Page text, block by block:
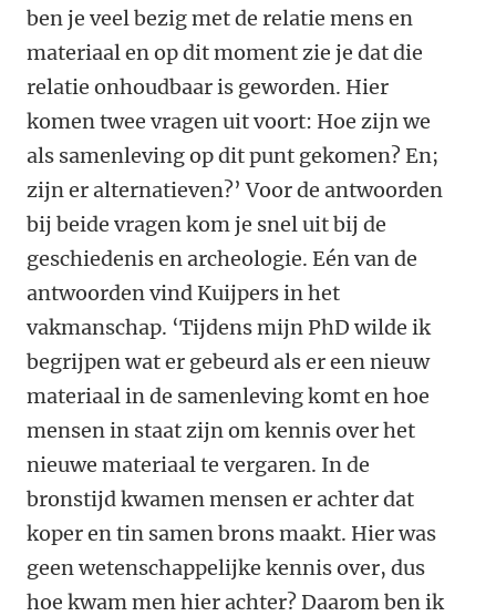
ben je veel bezig met de relatie mens en
materiaal en op dit moment zie je dat die
relatie onhoudbaar is geworden. Hier
komen twee vragen uit voort: Hoe zijn we
als samenleving op dit punt gekomen? En;
zijn er alternatieven?’ Voor de antwoorden
bij beide vragen kom je snel uit bij de
geschiedenis en archeologie. Eén van de
antwoorden vind Kuijpers in het
vakmanschap. ‘Tijdens mijn PhD wilde ik
begrijpen wat er gebeurd als er een nieuw
materiaal in de samenleving komt en hoe
mensen in staat zijn om kennis over het
nieuwe materiaal te vergaren. In de
bronstijd kwamen mensen er achter dat
koper en tin samen brons maakt. Hier was
geen wetenschappelijke kennis over, dus
hoe kwam men hier achter? Daarom ben ik